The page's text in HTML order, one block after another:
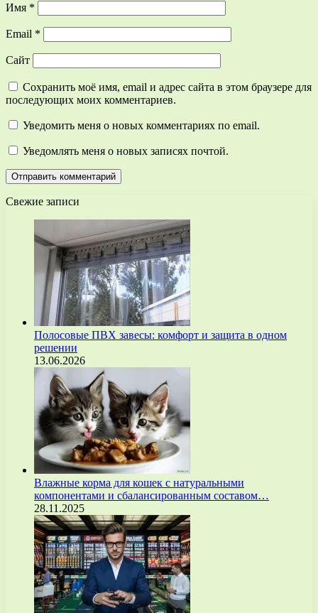
Имя *
Email *
Сайт
Сохранить моё имя, email и адрес сайта в этом браузере для
последующих моих комментариев.
Уведомить меня о новых комментариях по email.
Уведомлять меня о новых записях почтой.
Свежие записи
Полосовые ПВХ завесы: комфорт и защита в одном
решении
13.06.2026
Влажные корма для кошек с натуральными
компонентами и сбалансированным составом…
28.11.2025